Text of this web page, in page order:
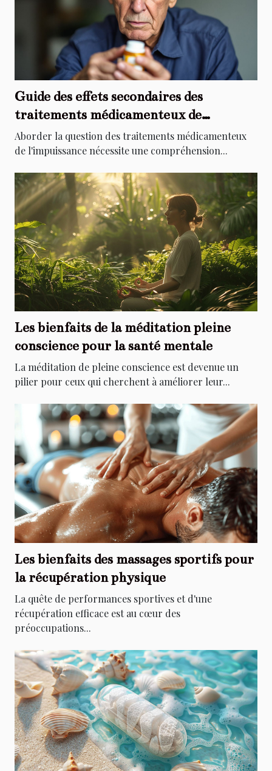
Guide des effets secondaires des
traitements médicamenteux de
l'impuissance
Aborder la question des traitements médicamenteux
de l'impuissance nécessite une compréhension...
Les bienfaits de la méditation pleine
conscience pour la santé mentale
La méditation de pleine conscience est devenue un
pilier pour ceux qui cherchent à améliorer leur...
Les bienfaits des massages sportifs pour
la récupération physique
La quête de performances sportives et d'une
récupération efficace est au cœur des
préoccupations...